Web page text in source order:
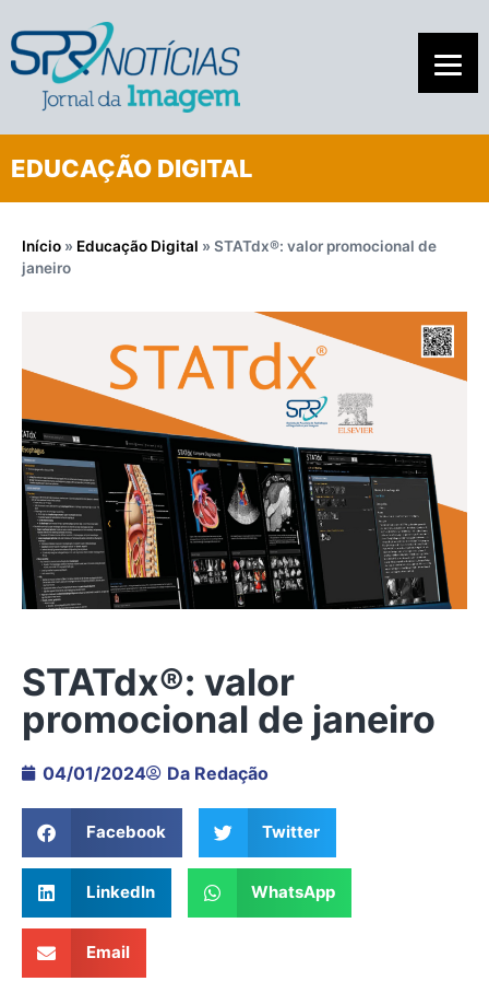
EDUCAÇÃO DIGITAL
Início » Educação Digital » STATdx®: valor promocional de
janeiro
STATdx®: valor
promocional de janeiro
04/01/2024 Da Redação
Facebook Twitter
LinkedIn WhatsApp
Email